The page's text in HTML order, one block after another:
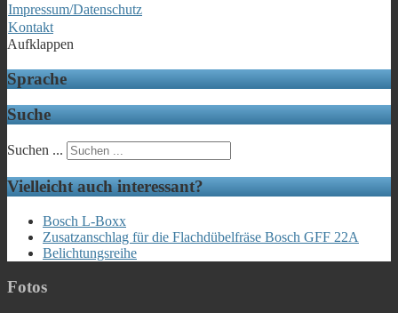
Impressum/Datenschutz
Kontakt
Aufklappen
Sprache
Suche
Suchen ...
Vielleicht auch interessant?
Bosch L-Boxx
Zusatzanschlag für die Flachdübelfräse Bosch GFF 22A
Belichtungsreihe
Fotos